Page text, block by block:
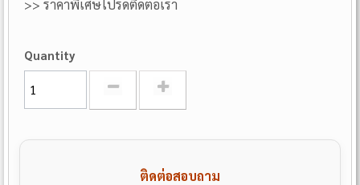
>> ราคาพิเศษโปรดติดต่อเรา
Quantity
ติดต่อสอบถาม